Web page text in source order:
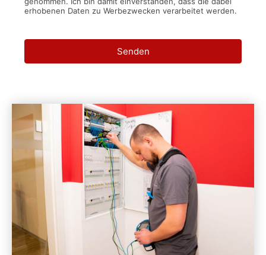
erhobenen Daten zu Werbezwecken verarbeitet werden.
Senden